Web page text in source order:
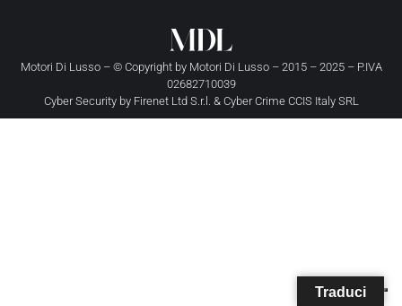
Motori Di Lusso – © Copyright by Motori Di Lusso– 2015 – 2025 – P.IVA
02682710039
Cyber Security by Firenet Ltd S.r.l. & Cyber Crime CCIS Italy SRL
Traduci